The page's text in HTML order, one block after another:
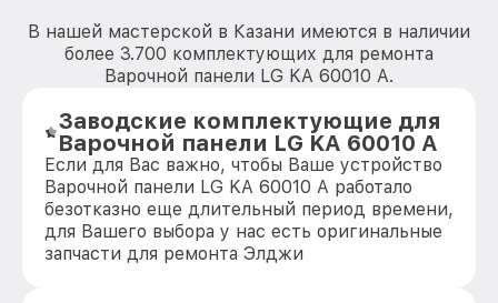
В нашей мастерской в Казани имеются в наличии
более 3.700 комплектующих для ремонта
Варочной панели LG KA 60010 A.
Заводские комплектующие для
Варочной панели LG KA 60010 A
Если для Вас важно, чтобы Ваше устройство
Варочной панели LG KA 60010 A работало
безотказно еще длительный период времени,
для Вашего выбора у нас есть оригинальные
запчасти для ремонта Элджи